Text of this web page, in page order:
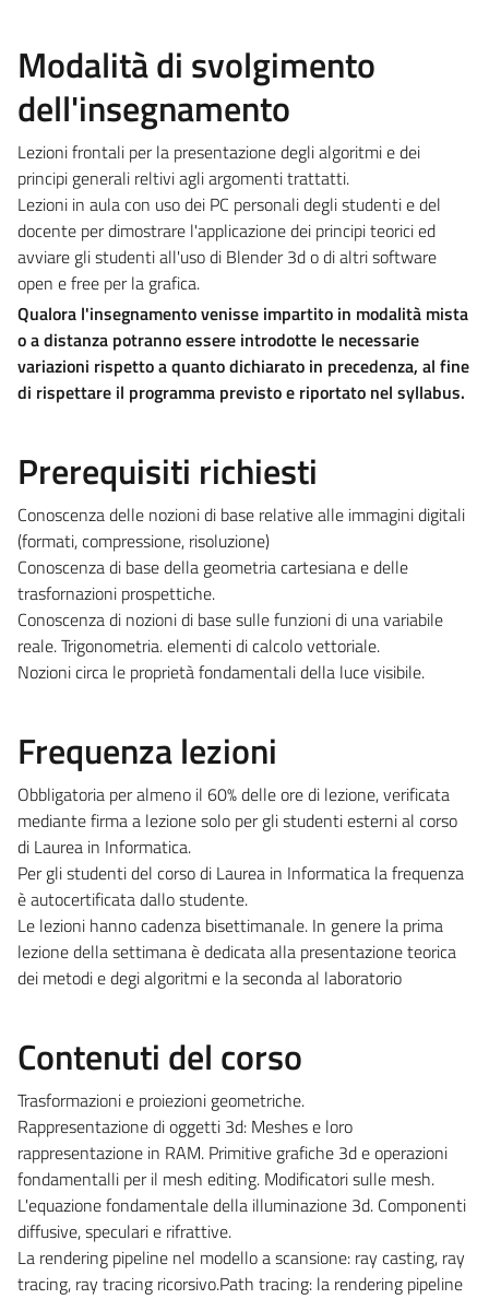
Modalità di svolgimento
dell'insegnamento
Lezioni frontali per la presentazione degli algoritmi e dei
principi generali reltivi agli argomenti trattatti.
Lezioni in aula con uso dei PC personali degli studenti e del
docente per dimostrare l'applicazione dei principi teorici ed
avviare gli studenti all'uso di Blender 3d o di altri software
open e free per la grafica.
Qualora l'insegnamento venisse impartito in modalità mista
o a distanza potranno essere introdotte le necessarie
variazioni rispetto a quanto dichiarato in precedenza, al fine
di rispettare il programma previsto e riportato nel syllabus.
Prerequisiti richiesti
Conoscenza delle nozioni di base relative alle immagini digitali
(formati, compressione, risoluzione)
Conoscenza di base della geometria cartesiana e delle
trasfornazioni prospettiche.
Conoscenza di nozioni di base sulle funzioni di una variabile
reale. Trigonometria. elementi di calcolo vettoriale.
Nozioni circa le proprietà fondamentali della luce visibile.
Frequenza lezioni
Obbligatoria per almeno il 60% delle ore di lezione, verificata
mediante firma a lezione solo per gli studenti esterni al corso
di Laurea in Informatica.
Per gli studenti del corso di Laurea in Informatica la frequenza
è autocertificata dallo studente.
Le lezioni hanno cadenza bisettimanale. In genere la prima
lezione della settimana è dedicata alla presentazione teorica
dei metodi e degi algoritmi e la seconda al laboratorio
Contenuti del corso
Trasformazioni e proiezioni geometriche.
Rappresentazione di oggetti 3d: Meshes e loro
rappresentazione in RAM. Primitive grafiche 3d e operazioni
fondamentalli per il mesh editing. Modificatori sulle mesh.
L'equazione fondamentale della illuminazione 3d. Componenti
diffusive, speculari e rifrattive.
La rendering pipeline nel modello a scansione: ray casting, ray
tracing, ray tracing ricorsivo.Path tracing: la rendering pipeline